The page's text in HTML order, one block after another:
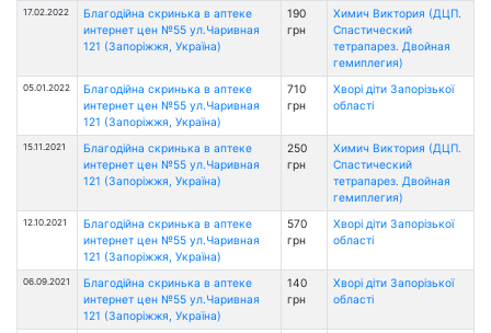
17.02.2022
Благодійна скринька в аптеке
интернет цен №55 ул.Чаривная
121 (Запоріжжя, Україна)
190
грн
Химич Виктория (ДЦП.
Спастический
тетрапарез. Двойная
гемиплегия)
05.01.2022
Благодійна скринька в аптеке
интернет цен №55 ул.Чаривная
121 (Запоріжжя, Україна)
710
грн
Хворі діти Запорізької
області
15.11.2021
Благодійна скринька в аптеке
интернет цен №55 ул.Чаривная
121 (Запоріжжя, Україна)
250
грн
Химич Виктория (ДЦП.
Спастический
тетрапарез. Двойная
гемиплегия)
12.10.2021
Благодійна скринька в аптеке
интернет цен №55 ул.Чаривная
121 (Запоріжжя, Україна)
570
грн
Хворі діти Запорізької
області
06.09.2021
Благодійна скринька в аптеке
интернет цен №55 ул.Чаривная
121 (Запоріжжя, Україна)
140
грн
Хворі діти Запорізької
області